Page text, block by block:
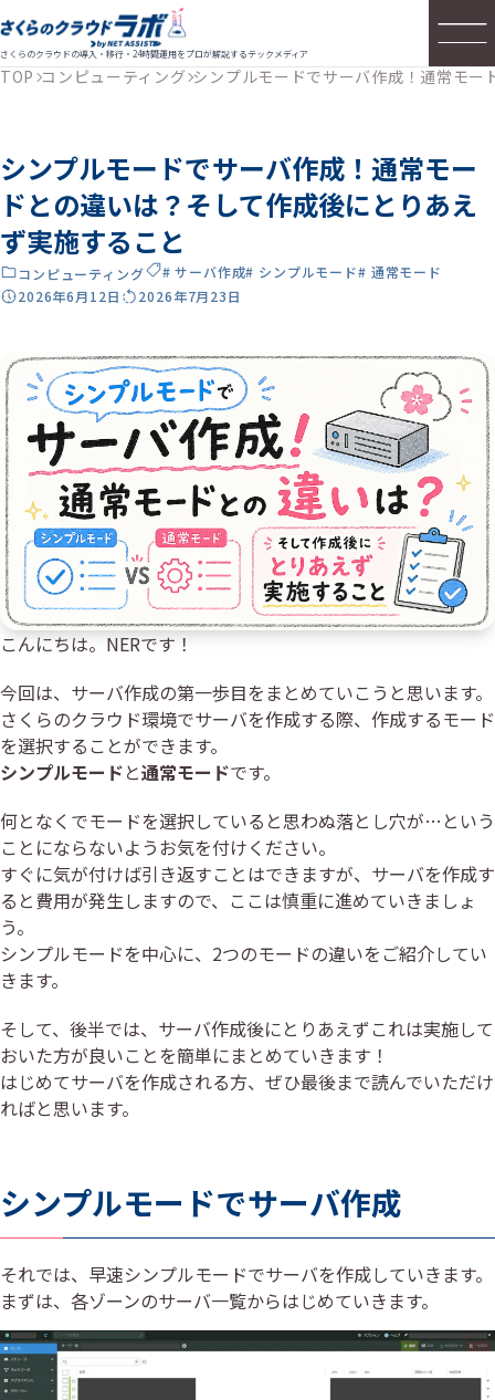
さくらのクラウドの導入・移行・24時間運用をプロが解説するテックメディア
TOP コンピューティング シンプルモードでサーバ作成！通常モ
シンプルモードでサーバ作成！通常モー
ドとの違いは？そして作成後にとりあえ
ず実施すること
コンピューティング # サーバ作成# シンプルモード# 通常モード
2026年6月12日
2026年7月23日
こんにちは。NERです！
今回は、サーバ作成の第一歩目をまとめていこうと思います。
さくらのクラウド環境でサーバを作成する際、作成するモード
を選択することができます。
シンプルモードと通常モードです。
何となくでモードを選択していると思わぬ落とし穴が…という
ことにならないようお気を付けください。
すぐに気が付けば引き返すことはできますが、サーバを作成す
ると費用が発生しますので、ここは慎重に進めていきましょ
う。
シンプルモードを中心に、2つのモードの違いをご紹介してい
きます。
そして、後半では、サーバ作成後にとりあえずこれは実施して
おいた方が良いことを簡単にまとめていきます！
はじめてサーバを作成される方、ぜひ最後まで読んでいただけ
ればと思います。
シンプルモードでサーバ作成
それでは、早速シンプルモードでサーバを作成していきます。
まずは、各ゾーンのサーバ一覧からはじめていきます。